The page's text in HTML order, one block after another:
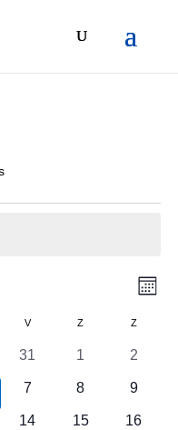
Maand
VVRIJDAG Z ZATERDAG
Z
0
31
0
1
0
2
0
7
0
8
0
9
0
14
0
15
0
16